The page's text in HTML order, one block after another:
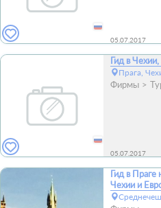
05.07.2017
Гид в
Прага,
Фирмы
05.07.2017
Гид в Праге
Чехии и